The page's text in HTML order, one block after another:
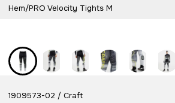
Hem/PRO Velocity Tights M
1909573-02 / Craft